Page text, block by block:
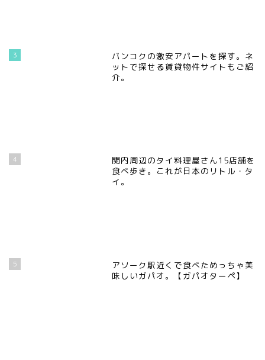
3
バンコクの激安アパートを探す。ネ
ットで探せる賃貸物件サイトもご紹
介。
4
関内周辺のタイ料理屋さん15店舗を
食べ歩き。これが日本のリトル・タ
イ。
5
アソーク駅近くで食べためっちゃ美
味しいガパオ。【ガパオターペ】